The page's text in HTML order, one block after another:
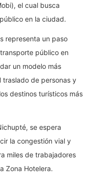
el cual busca
en la ciudad.
representa un paso
público en
un modelo más
de personas y
destinos turísticos más
se espera
la congestión vial y
miles de trabajadores
Zona Hotelera.